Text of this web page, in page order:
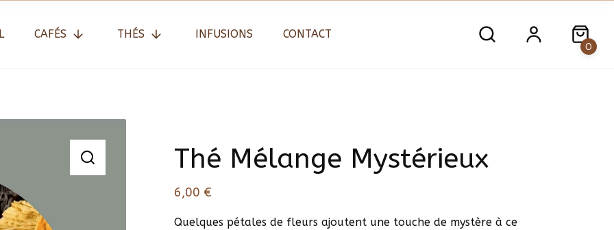
CAFÉS THÉS INFUSIONS CONTACT
0
Thé Mélange Mystérieux
6,00 €
Quelques pétales de fleurs ajoutent une touche de mystère à ce